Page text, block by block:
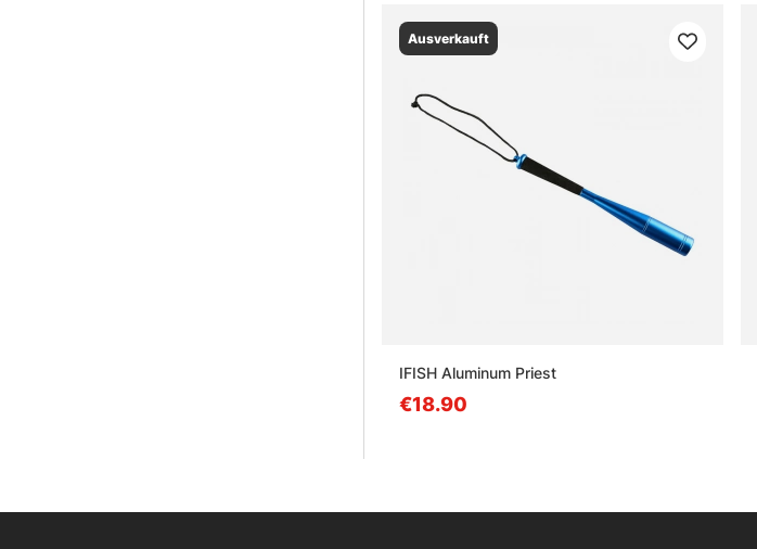
Ausverkauft
IFISH Aluminum Priest
€18.90